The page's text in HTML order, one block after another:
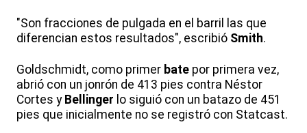
"Son fracciones de pulgada en el barril las que
diferencian estos resultados", escribió Smith.
Goldschmidt, como primer bate por primera vez,
abrió con un jonrón de 413 pies contra Néstor
Cortes y Bellinger lo siguió con un batazo de 451
pies que inicialmente no se registró con Statcast.